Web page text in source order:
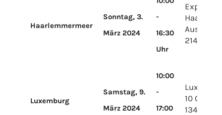
Haarlemmermeer
Sonntag, 3.
März 2024
-
16:30
Uhr
Expo
Aussage 1
2141 SB
Luxemburg
Samstag, 9.
März 2024
10:00
-
17:00
LuxExpo
10 Cicuit
1347